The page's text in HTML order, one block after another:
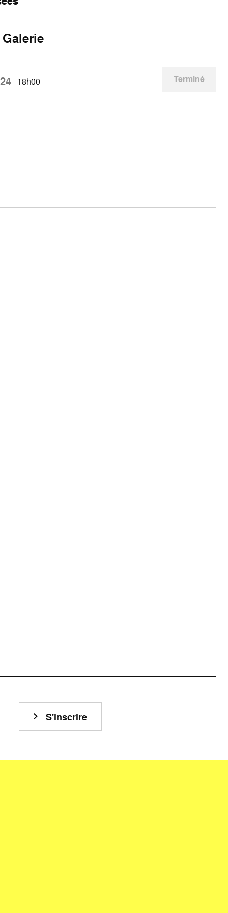
18h00 Terminé
S'inscrire